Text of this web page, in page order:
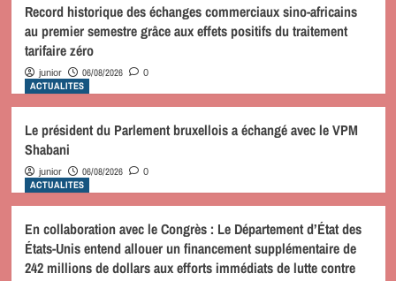
Record historique des échanges commerciaux sino-africains
au premier semestre grâce aux effets positifs du traitement
tarifaire zéro
junior 06/08/2026 0
ACTUALITES
Le président du Parlement bruxellois a échangé avec le VPM
Shabani
junior 06/08/2026 0
ACTUALITES
En collaboration avec le Congrès : Le Département d’État des
États-Unis entend allouer un financement supplémentaire de
242 millions de dollars aux efforts immédiats de lutte contre